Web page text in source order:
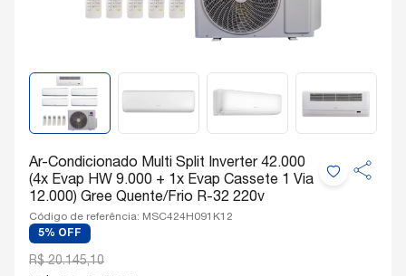
5% OFF
Ar-Condicionado Multi Split Inverter 42.000
(4x Evap HW 9.000 + 1x Evap Cassete 1 Via
12.000) Gree Quente/Frio R-32 220v
Código de referência: MSC424H091K12
R$ 20.145,10